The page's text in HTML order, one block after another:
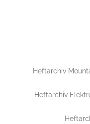
Heftarchiv
Heftarchiv